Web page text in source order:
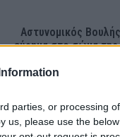
parties, or processing
us, please use the
Αστυνομικός
εύρημα στο σώμα